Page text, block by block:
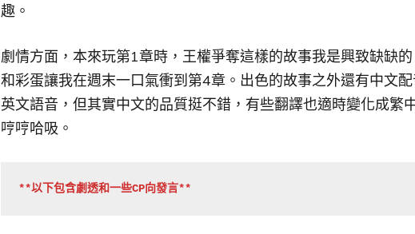
趣。
劇情方面，本來玩第1章時，王權爭奪這樣的故事我是興致缺缺
和彩蛋讓我在週末一口氣衝到第4章。出色的故事之外還有中文
英文語音，但其實中文的品質挺不錯，有些翻譯也適時變化成繁
哼哼哈吸。
**以下包含劇透和一些CP向發言**